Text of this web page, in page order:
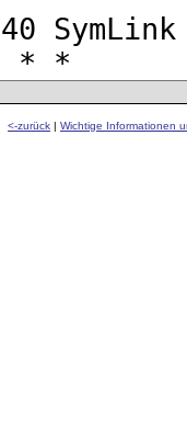
<-zurück | Wichtige Informationen